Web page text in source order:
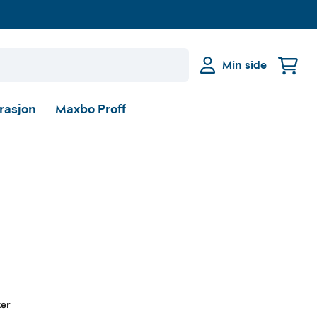
Min side
Maxbo Proff